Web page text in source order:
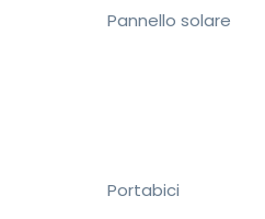
Pannello solare
Portabici